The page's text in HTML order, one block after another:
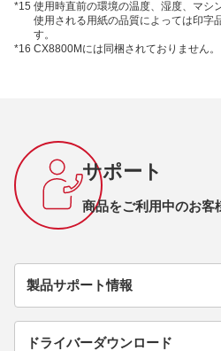
*15 使用時直前の環境の温度、湿度、マシ
使用される用紙の品質によっては印字
す。
*16 CX8800Mには同梱されておりません。
サポート
商品をご利用中のお客
製品サポート情報
ドライバーダウンロード